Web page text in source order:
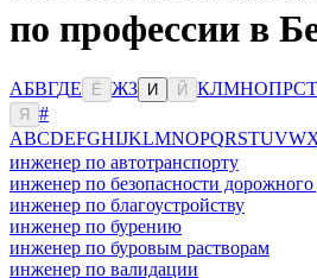
по профессии в
АБВГДЕ Ё ЖЗ И Й КЛМНОПРСТ
Я
#
ABCDEFGHIJKLMNOPQRSTUVW
инженер по автотранспорту
инженер по безопасности
инженер по благоустройству
инженер по бурению
инженер по буровым растворам
инженер по валидации